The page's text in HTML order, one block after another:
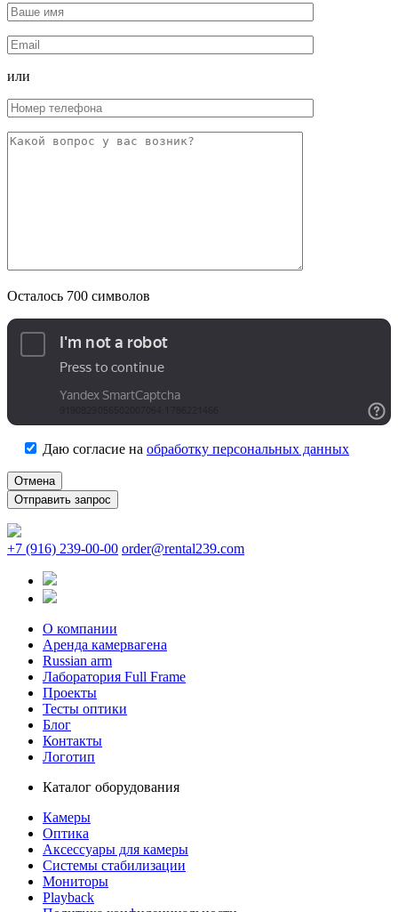
или
Осталось 700 символов
Даю согласие на обработку персональных данных
Отмена
+7 (916) 239-00-00 order@rental239.com
О компании
Аренда камервагена
Russian arm
Лаборатория Full Frame
Проекты
Тесты оптики
Блог
Контакты
Логотип
Каталог оборудования
Камеры
Оптика
Аксессуары для камеры
Системы стабилизации
Мониторы
Playback